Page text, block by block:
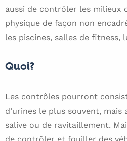
aussi de contrôler les milieux
physique de façon non
les piscines, salles de fitness,
Quoi?
Les contrôles pourront
d’urines le plus souvent, mais
salive ou de ravitaillement.